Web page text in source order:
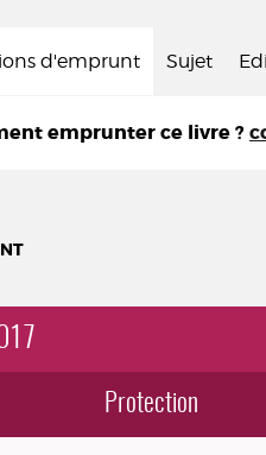
d'emprunt Sujet
emprunter ce livre ?
Protection